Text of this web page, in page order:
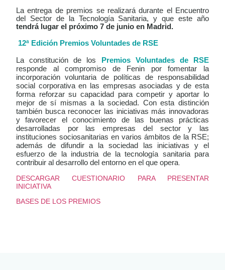
La entrega de premios se realizará durante el Encuentro
del Sector de la Tecnología Sanitaria, y que este año
tendrá lugar el próximo 7 de junio en Madrid.
12ª Edición Premios Voluntades de RSE
La constitución de los Premios Voluntades de RSE
responde al compromiso de Fenin por fomentar la
incorporación voluntaria de políticas de responsabilidad
social corporativa en las empresas asociadas y de esta
forma reforzar su capacidad para competir y aportar lo
mejor de sí mismas a la sociedad. Con esta distinción
también busca reconocer las iniciativas más innovadoras
y favorecer el conocimiento de las buenas prácticas
desarrolladas por las empresas del sector y las
instituciones sociosanitarias en varios ámbitos de la RSE;
además de difundir a la sociedad las iniciativas y el
esfuerzo de la industria de la tecnología sanitaria para
contribuir al desarrollo del entorno en el que opera
DESCARGAR CUESTIONARIO PARA PRESENTAR
INICIATIVA
BASES DE LOS PREMIOS